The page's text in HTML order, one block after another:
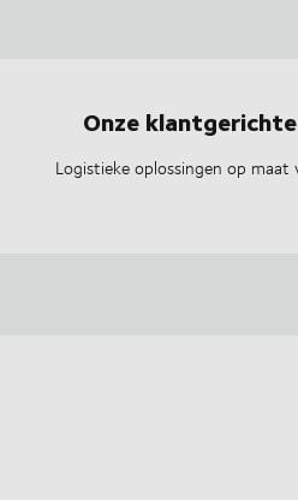
Onze
Logistieke oplossingen op maat